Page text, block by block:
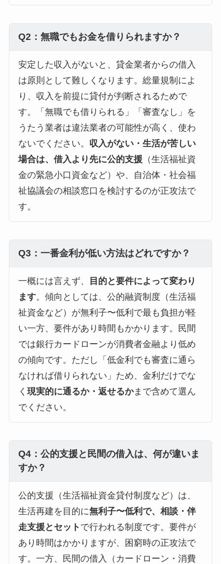
Q2：無職でもお金を借りられますか？
安定した収入がないと、貸金業者からの借入
は原則として難しくなります。総量規制によ
り、収入を前提に貸付が判断されるためで
す。「無職でも借りられる」「審査なし」を
うたう業者は違法業者の可能性が高く、使わ
ないでください。 収入がない・生活が苦しい
場合は、借入より先に公的支援 （生活福祉資
金の緊急小口資金など）や、自治体・社会福
祉協議会の相談窓口を検討するのが正攻法で
す。
Q3：一番金利が低い方法はどれですか？
一概には言えず、
目的と要件によって変わり
ます。傾向としては、公的融資制度（生活福
祉資金など）が無利子〜低利で最も負担が軽
い一方、要件があり時間もかかります。民間
では銀行カードローンが消費者金融より低め
の傾向です。ただし「低金利でも審査に通ら
なければ借りられない」ため、金利だけでな
く 現実的に通るか・返せるかまで含めて選ん
でください。
Q4：公的支援と民間の借入は、何が違いま
すか？
公的支援（生活福祉資金貸付制度など）は、
生活再建を目的に無利子〜低利で、相談・伴
走支援とセット で行われる制度です。要件が
あり時間はかかりますが、困窮時の正攻法で
す。一方、民間の借入（カードローン・消費